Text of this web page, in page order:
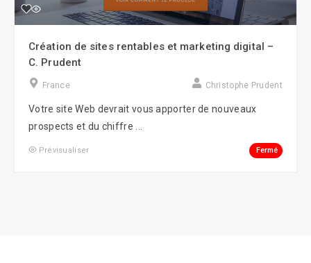
Création de sites rentables et marketing digital –
C. Prudent
France Christophe Prudent
Votre site Web devrait vous apporter de nouveaux
prospects et du chiffre ...
Prévisualiser Fermé